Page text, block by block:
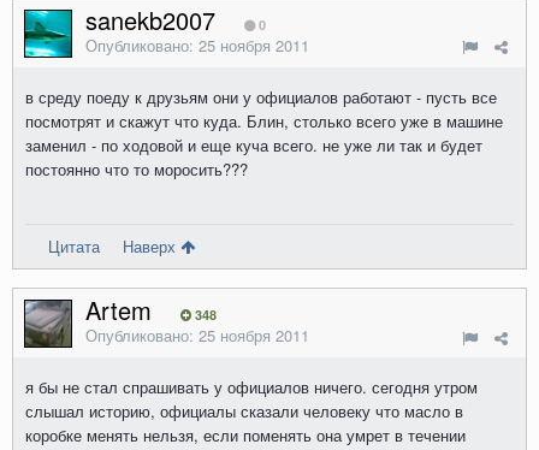
sanekb2007 0
Опубликовано: 25 ноября 2011
в среду поеду к друзьям они у официалов работают - пусть все
посмотрят и скажут что куда. Блин, столько всего уже в машине
заменил - по ходовой и еще куча всего. не уже ли так и будет
постоянно что то моросить???
Цитата Наверх
Artem 348
Опубликовано: 25 ноября 2011
я бы не стал спрашивать у официалов ничего. сегодня утром
слышал историю, официалы сказали человеку что масло в
коробке менять нельзя, если поменять она умрет в течении